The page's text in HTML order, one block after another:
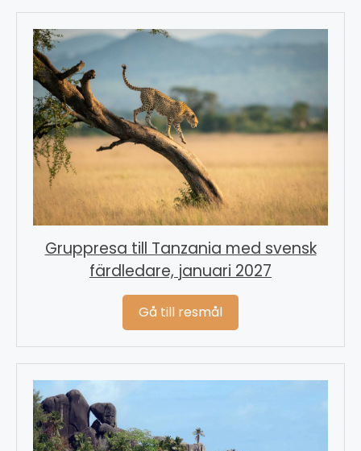
Gruppresa till Tanzania med svensk
färdledare, januari 2027
Gå till resmål